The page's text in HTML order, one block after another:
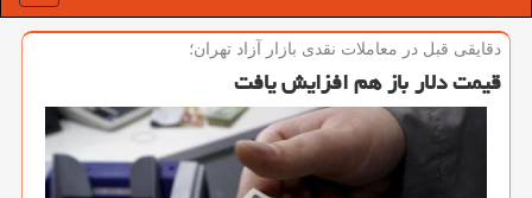
دقایقی قبل در معاملات نقدی بازار آزاد تهران؛
قیمت دلار باز هم افزایش یافت